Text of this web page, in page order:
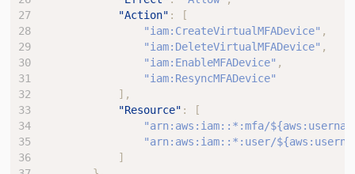
27
28
29
30
34
36
"Action" :
[
"iam:CreateVirtualMFADevice" ,
"iam:DeleteVirtualMFADevice" ,
"iam:EnableMFADevice" ,
"iam:ResyncMFADevice"
],
"Resource" :
[
"arn:aws:iam::*:mfa/
"arn:aws:iam::*:user/
]